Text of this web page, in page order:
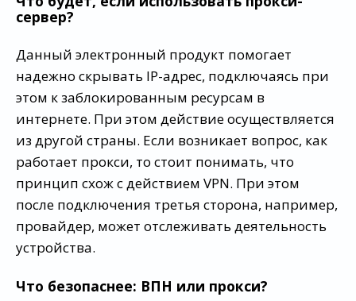
сервер?
Данный электронный продукт помогает
надежно скрывать IP-адрес, подключаясь при
этом к заблокированным ресурсам в
интернете. При этом действие осуществляется
из другой страны. Если возникает вопрос, как
работает прокси, то стоит понимать, что
принцип схож с действием VPN. При этом
после подключения третья сторона, например,
провайдер, может отслеживать деятельность
устройства.
Что безопаснее: ВПН или прокси?